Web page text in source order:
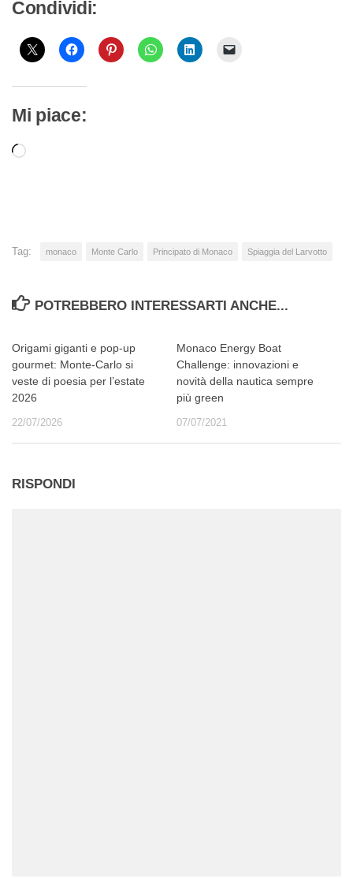
Condividi:
Mi piace:
Caricamento
Tag: monaco Monte Carlo Principato di Monaco Spiaggia del Larvotto
POTREBBERO INTERESSARTI ANCHE...
Origami giganti e pop-up
gourmet: Monte-Carlo si
veste di poesia per l’estate
2026
22/07/2026
Monaco Energy Boat
Challenge: innovazioni e
novità della nautica sempre
più green
07/07/2021
RISPONDI